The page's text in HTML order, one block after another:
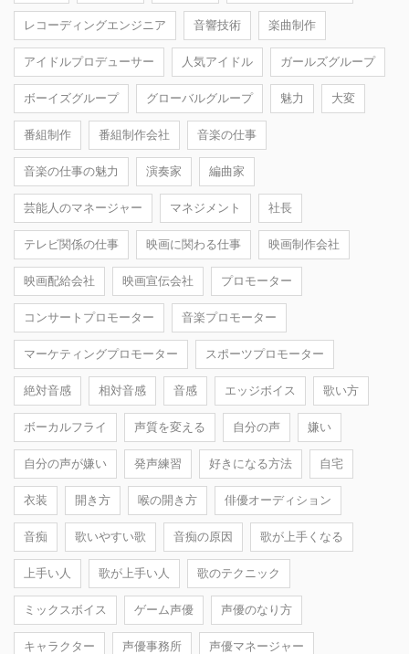
レコーディングエンジニア 音響技術 楽曲制作
アイドルプロデューサー 人気アイドル ガールズグループ
ボーイズグループ グローバルグループ 魅力 大変
番組制作 番組制作会社 音楽の仕事
音楽の仕事の魅力 演奏家 編曲家
芸能人のマネージャー マネジメント 社長
テレビ関係の仕事 映画に関わる仕事 映画制作会社
映画配給会社 映画宣伝会社 プロモーター
コンサートプロモーター 音楽プロモーター
マーケティングプロモーター スポーツプロモーター
絶対音感 相対音感 音感 エッジボイス 歌い方
ボーカルフライ 声質を変える 自分の声 嫌い
自分の声が嫌い 発声練習 好きになる方法 自宅
衣装 開き方 喉の開き方 俳優オーディション
音痴 歌いやすい歌 音痴の原因 歌が上手くなる
上手い人 歌が上手い人 歌のテクニック
ミックスボイス ゲーム声優 声優のなり方
キャラクター 声優事務所 声優マネージャー